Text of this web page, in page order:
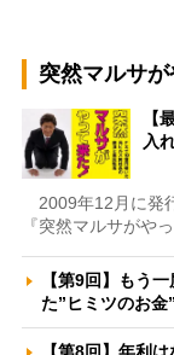
突然マルサが
【
入
2009年12月に発
『突然マルサがや
【第9回】もう
た”ヒミツのお